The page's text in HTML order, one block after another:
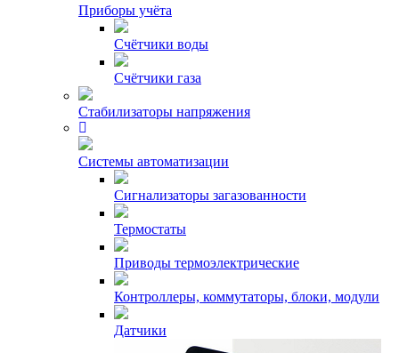
Приборы учёта
Счётчики воды
Счётчики газа
Стабилизаторы напряжения
Системы автоматизации
Сигнализаторы загазованности
Термостаты
Приводы термоэлектрические
Контроллеры, коммутаторы, блоки, модули
Датчики